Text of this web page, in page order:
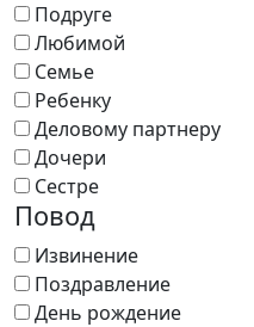
Подруге
Любимой
Семье
Ребенку
Деловому партнеру
Дочери
Сестре
Повод
Извинение
Поздравление
День рождение